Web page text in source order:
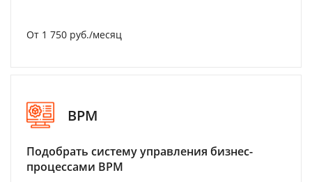
От 1 750 руб./месяц
BPM
Подобрать систему управления бизнес-
процессами BPM